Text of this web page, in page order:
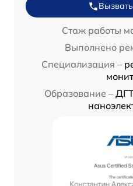
Стаж работы
Выполнено
Специализация –
Образование –